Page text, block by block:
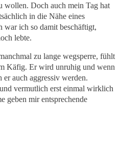
wollen. Doch auch mein Tag hat
in die Nähe eines
ich so damit beschäftigt,
lebte.
zu lange wegsperre, fühlt
Käfig. Er wird unruhig und wenn
auch aggressiv werden.
vermutlich erst einmal wirklich
geben mir entsprechende